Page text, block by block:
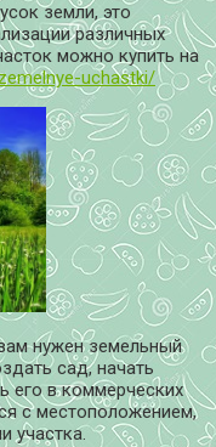
земли, это
различных
можно купить на
uchastki/
нужен земельный
сад, начать
его в коммерческих
с местоположением,
участка.